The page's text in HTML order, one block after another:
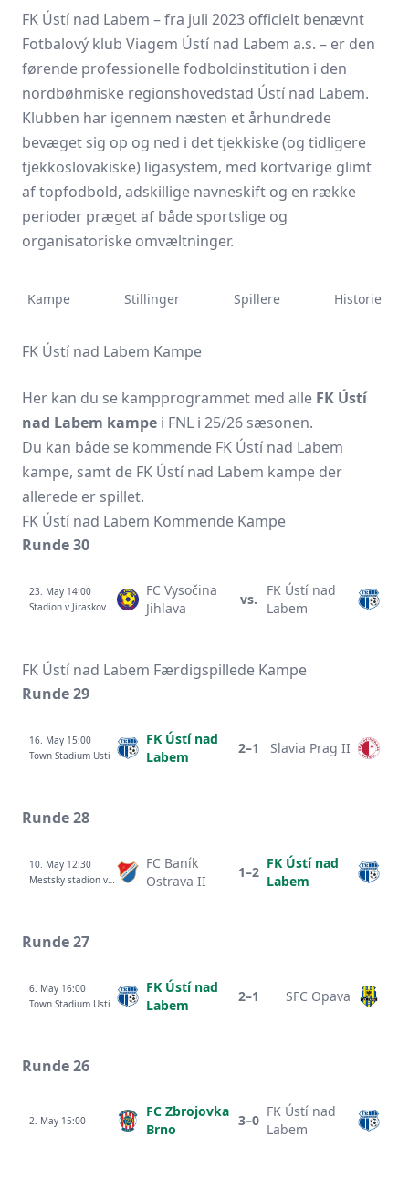
FK Ústí nad Labem – fra juli 2023 officielt benævnt
Fotbalový klub Viagem Ústí nad Labem a.s. – er den
førende professionelle fodboldinstitution i den
nordbøhmiske regionshovedstad Ústí nad Labem.
Klubben har igennem næsten et århundrede
bevæget sig op og ned i det tjekkiske (og tidligere
tjekkoslovakiske) ligasystem, med kortvarige glimt
af topfodbold, adskillige navneskift og en række
perioder præget af både sportslige og
organisatoriske omvæltninger.
Kampe Stillinger Spillere Historie
FK Ústí nad Labem Kampe
Her kan du se kampprogrammet med alle FK Ústí
nad Labem kampe i FNL i 25/26 sæsonen.
Du kan både se kommende FK Ústí nad Labem
kampe, samt de FK Ústí nad Labem kampe der
allerede er spillet.
FK Ústí nad Labem Kommende Kampe
Runde 30
23. May 14:00
Stadion v Jiraskove ulici
FC Vysočina
Jihlava
vs.
FK Ústí nad
Labem
FK Ústí nad Labem Færdigspillede Kampe
Runde 29
16. May 15:00
Town Stadium Usti
FK Ústí nad
Labem
2–1 Slavia Prag II
Runde 28
10. May 12:30
Mestsky stadion v Ostrave-Vitkovicich
FC Baník
Ostrava II
1–2
FK Ústí nad
Labem
Runde 27
6. May 16:00
Town Stadium Usti
FK Ústí nad
Labem
2–1 SFC Opava
Runde 26
2. May 15:00
FC Zbrojovka
Brno
3–0
FK Ústí nad
Labem